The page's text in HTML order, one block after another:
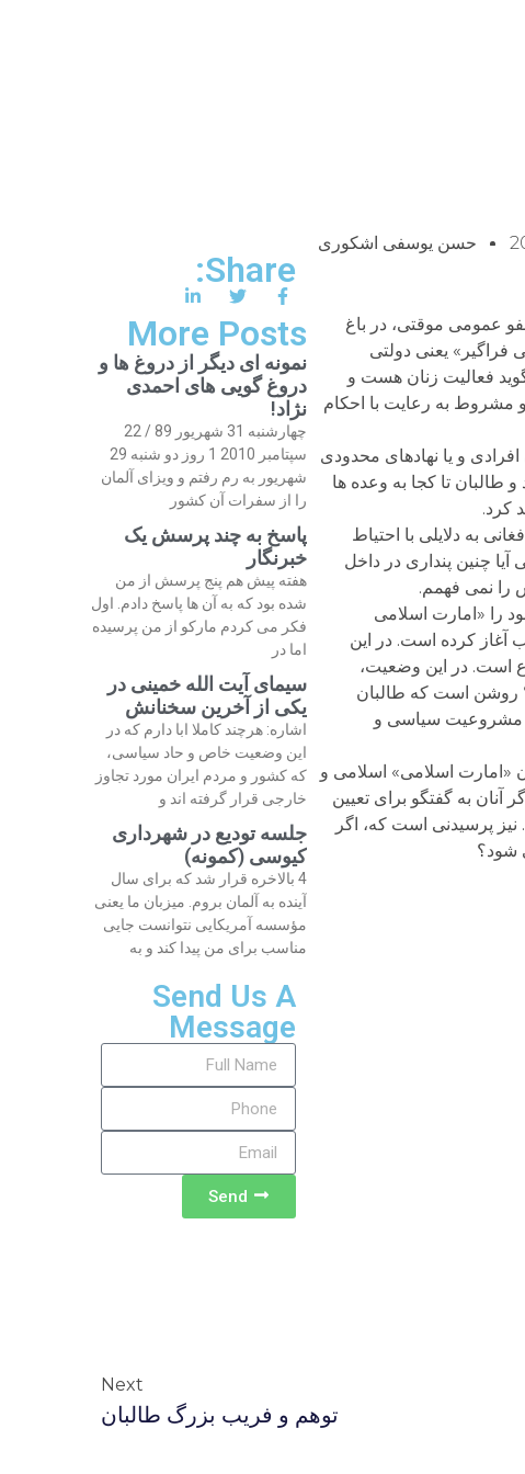
حسن یوسفی اشکوری
عمومی موقتی، در باغ
یعنی دولتی
فعالیت زنان هست و
مشروط به رعایت با احکام
و یا نهادهای محدودی
طالبان تا کجا به وعده ها
کرد.
به دلایلی با احتیاط
چنین پنداری در داخل
را نمی فهمم.
را «امارت اسلامی
آغاز کرده است. در این
است. در این وضعیت،
روشن است که طالبان
مشروعیت سیاسی و
«امارت اسلامی» اسلامی و
به گفتگو برای تعیین
پرسیدنی است که، اگر
شود؟
Share:
More Posts
نمونه ای دیگر از دروغ ها و
دروغ گویی های احمدی
نژاد!
چهارشنبه 31 شهریور 89 / 22
سپتامبر 2010 1 روز دو شنبه 29
شهریور به رم رفتم و ویزای آلمان
را از سفرات آن کشور
پاسخ به چند پرسش یک
خبرنگار
هفته پیش هم پنج پرسش از من
شده بود که به آن ها پاسخ دادم. اول
فکر می کردم مارکو از من پرسیده
اما در
سیمای آیت الله خمینی در
یکی از آخرین سخنانش
اشاره: هرچند کاملا ابا دارم که در
این وضعیت خاص و حاد سیاسی،
که کشور و مردم ایران مورد تجاوز
خارجی قرار گرفته اند و
جلسه تودیع در شهرداری
کیوسی (کمونه)
4 بالاخره قرار شد که برای سال
آینده به آلمان بروم. میزبان ما یعنی
مؤسسه آمریکایی نتوانست جایی
مناسب برای من پیدا کند و به
Send Us A
Message
Send
Next
توهم و فریب بزرگ طالبان